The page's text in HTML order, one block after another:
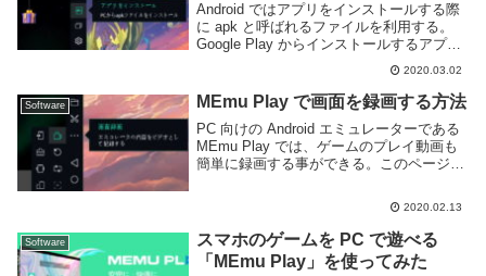
Android ではアプリをインストールする際
に apk と呼ばれるファイルを利用する。
Google Play からインストールするアプリ
やゲームなども実体は全て apk ファイルと
なっている。ところがアプリによっては
Google Pla...
2020.03.02
Software MEmu Play で画面を録画する方法
PC 向けの Android エミュレーターである
MEmu Play では、ゲームのプレイ動画も
簡単に録画する事ができる。このページで
2020.02.13
Software
スマホのゲームを PC で遊べる
「MEmu Play」を使ってみた